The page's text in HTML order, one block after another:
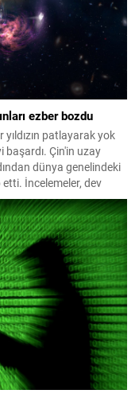
ezber bozdu
patlayarak yok
Çin'in uzay
dünya genelindeki
İncelemeler, dev
ortaya